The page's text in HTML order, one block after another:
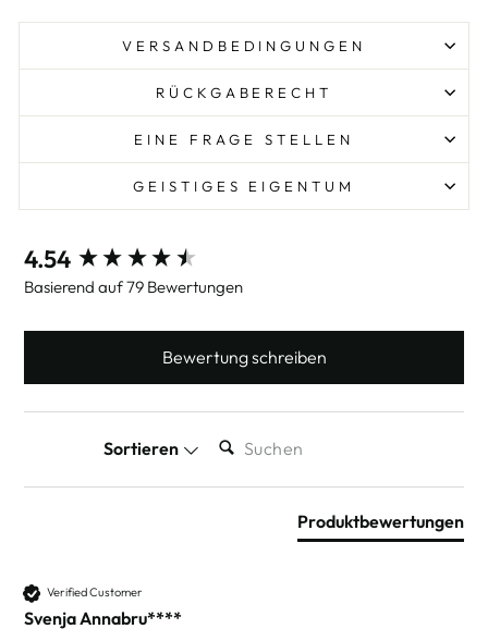
VERSANDBEDINGUNGEN
RÜCKGABERECHT
EINE FRAGE STELLEN
GEISTIGES EIGENTUM
4.54
Basierend auf 79 Bewertungen
Bewertung schreiben
Sortieren
Produktbewertungen
Verified Customer
Svenja Annabru****
New content loaded